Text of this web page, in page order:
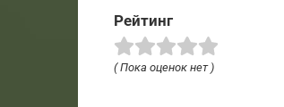
Рейтинг
( Пока оценок нет )